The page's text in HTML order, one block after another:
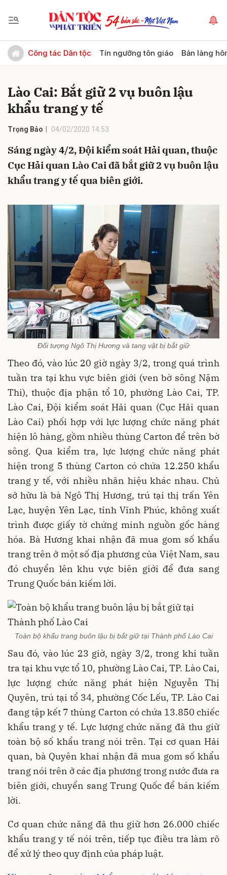
Công tác Dân tộc Tín ngưỡng tôn giáo Bản làng
Lào Cai: Bắt giữ 2 vụ buôn lậu
khẩu trang y tế
Trọng Bảo 04/02/2020 14:53
Sáng ngày 4/2, Đội kiểm soát Hải quan, thuộc
Cục Hải quan Lào Cai đã bắt giữ 2 vụ buôn lậu
khẩu trang y tế qua biên giới.
Đối tượng Ngô Thị Hương và tang vật bị bắt giữ
Theo đó, vào lúc 20 giờ ngày 3/2, trong quá trình
tuần tra tại khu vực biên giới (ven bờ sông Nậm
Thi), thuộc địa phận tổ 10, phường Lào Cai, TP.
Lào Cai, Đội kiểm soát Hải quan (Cục Hải quan
Lào Cai) phối hợp với lực lượng chức năng phát
hiện lô hàng, gồm nhiều thùng Carton để trên bờ
sông. Qua kiểm tra, lực lượng chức năng phát
hiện trong 5 thùng Carton có chứa 12.250 khẩu
trang y tế, với nhiều nhãn hiệu khác nhau. Chủ
sở hữu là bà Ngô Thị Hương, trú tại thị trấn Yên
Lạc, huyện Yên Lạc, tỉnh Vĩnh Phúc, không xuất
trình được giấy tờ chứng minh nguồn gốc hàng
hóa. Bà Hương khai nhận đã mua gom số khẩu
trang trên ở một số địa phương của Việt Nam, sau
đó chuyển lên khu vực biên giới để đưa sang
Trung Quốc bán kiếm lời.
Toàn bộ khẩu trang buôn lậu bị bắt giữ tại Thành phố Lào Cai
Sau đó, vào lúc 23 giờ, ngày 3/2, trong khi tuần
tra tại khu vực tổ 10, phường Lào Cai, TP. Lào Cai,
lực lượng chức năng phát hiện Nguyễn Thị
Quyên, trú tại tổ 34, phường Cốc Lếu, TP. Lào Cai
đang tập kết 7 thùng Carton có chứa 13.850 chiếc
khẩu trang y tế. Lực lượng chức năng đã thu giữ
toàn bộ số khẩu trang nói trên. Tại cơ quan Hải
quan, bà Quyên khai nhận đã mua gom số khẩu
trang nói trên ở các địa phương trong nước đưa ra
biên giới, chuyển sang Trung Quốc để bán kiếm
lời.
Cơ quan chức năng đã thu giữ hơn 26.000 chiếc
khẩu trang y tế nói trên, tiếp tục điều tra làm rõ
để xử lý theo quy định của pháp luật.
Gửi bình luận
Hủy Gửi